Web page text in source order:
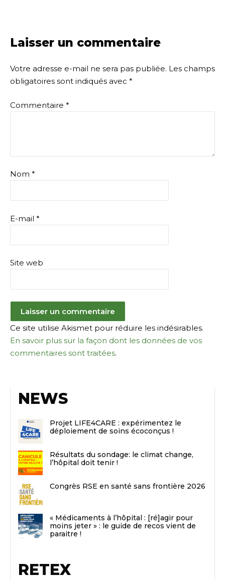
Laisser un commentaire
Votre adresse e-mail ne sera pas publiée. Les champs
obligatoires sont indiqués avec *
Commentaire *
Nom *
E-mail *
Site web
Ce site utilise Akismet pour réduire les indésirables.
En savoir plus sur la façon dont les données de vos
commentaires sont traitées.
NEWS
Projet LIFE4CARE : expérimentez le
déploiement de soins écoconçus !
Résultats du sondage: le climat change,
l’hôpital doit tenir !
Congrès RSE en santé sans frontière 2026
« Médicaments à l’hôpital : [ré]agir pour
moins jeter » : le guide de recos vient de
paraitre !
RETEX